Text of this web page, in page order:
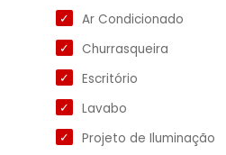
Ar Condicionado
Churrasqueira
Escritório
Lavabo
Projeto de Iluminação